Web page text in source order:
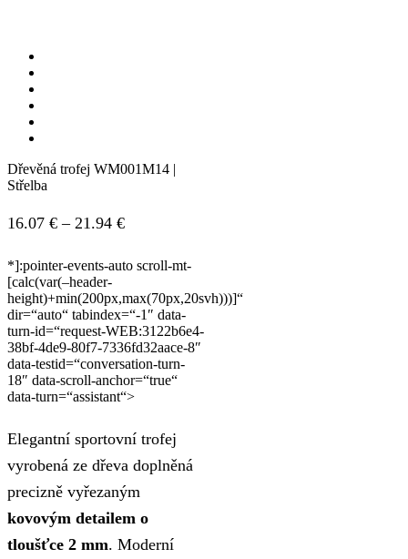
Dřevěná trofej WM001M14 |
Střelba
16.07 € – 21.94 €Price
16.07 €
through
21.94 €
*]:pointer-events-auto scroll-mt-
[calc(var(–header-
height)+min(200px,max(70px,20svh)))]“
dir=“auto“ tabindex=“-1″ data-
turn-id=“request-WEB:3122b6e4-
38bf-4de9-80f7-7336fd32aace-8″
data-testid=“conversation-turn-
18″ data-scroll-anchor=“true“
data-turn=“assistant“>
Elegantní sportovní trofej
vyrobená ze dřeva doplněná
precizně vyřezaným
kovovým detailem o
tloušťce 2 mm. Moderní